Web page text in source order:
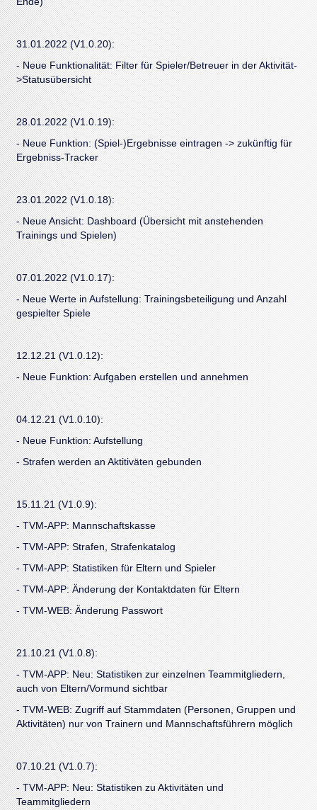
31.01.2022 (V1.0.20):
- Neue Funktionalität: Filter für Spieler/Betreuer in der Aktivität-
>Statusübersicht
28.01.2022 (V1.0.19):
- Neue Funktion: (Spiel-)Ergebnisse eintragen -> zukünftig für
Ergebniss-Tracker
23.01.2022 (V1.0.18):
- Neue Ansicht: Dashboard (Übersicht mit anstehenden
Trainings und Spielen)
07.01.2022 (V1.0.17):
- Neue Werte in Aufstellung: Trainingsbeteiligung und Anzahl
gespielter Spiele
12.12.21 (V1.0.12):
- Neue Funktion: Aufgaben erstellen und annehmen
04.12.21 (V1.0.10):
- Neue Funktion: Aufstellung
- Strafen werden an Aktitiväten gebunden
15.11.21 (V1.0.9):
- TVM-APP: Mannschaftskasse
- TVM-APP: Strafen, Strafenkatalog
- TVM-APP: Statistiken für Eltern und Spieler
- TVM-APP: Änderung der Kontaktdaten für Eltern
- TVM-WEB: Änderung Passwort
21.10.21 (V1.0.8):
- TVM-APP: Neu: Statistiken zur einzelnen Teammitgliedern,
auch von Eltern/Vormund sichtbar
- TVM-WEB: Zugriff auf Stammdaten (Personen, Gruppen und
Aktivitäten) nur von Trainern und Mannschaftsführern möglich
07.10.21 (V1.0.7):
- TVM-APP: Neu: Statistiken zu Aktivitäten und
Teammitgliedern